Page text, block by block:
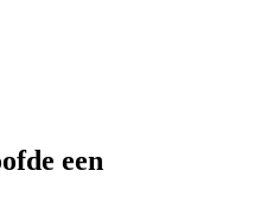
een